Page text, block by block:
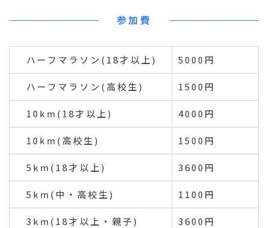
参加費
ハーフマラソン(18才以上) 5000円
ハーフマラソン(高校生) 1500円
10km(18才以上) 4000円
10km(高校生) 1500円
5km(18才以上) 3600円
5km(中・高校生) 1100円
3km(18才以上・親子) 3600円